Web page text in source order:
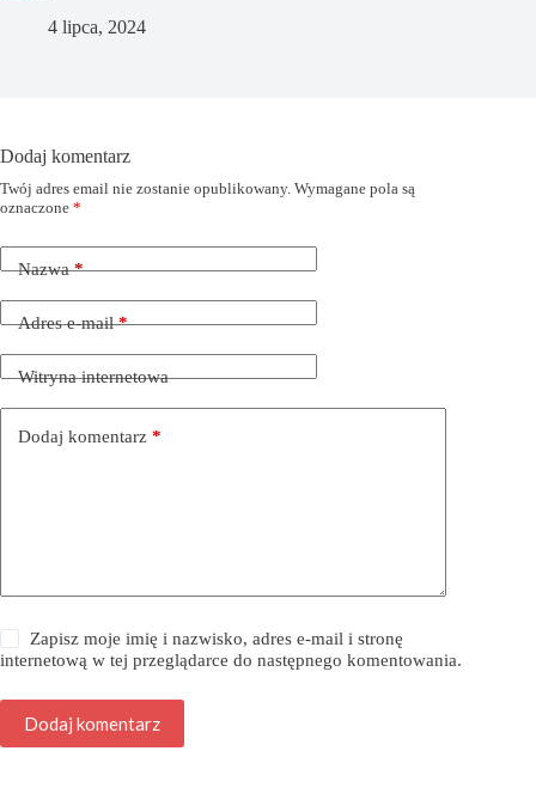
4 lipca, 2024
Dodaj komentarz
Twój adres email nie zostanie opublikowany. Wymagane pola są
oznaczone *
Nazwa*
Adres e-mail*
Witryna internetowa
Dodaj komentarz *
Zapisz moje imię i nazwisko, adres e-mail i stronę
internetową w tej przeglądarce do następnego komentowania.
Dodaj komentarz